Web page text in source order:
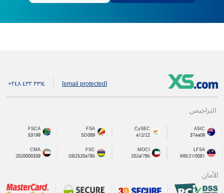
[email protected] +۲٤۸ ٤۳۲ ۳۳۱٤
التراخيص
ASIC
374409
CySEC
412/22
FSA
SD089
FSCA
53199
LFSA
MB/21/0081
MOCI
2024/786
FSC
GB25204786
CMA
2020000339
الأمان